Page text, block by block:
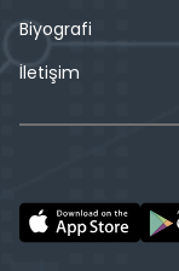
Biyografi
İletişim